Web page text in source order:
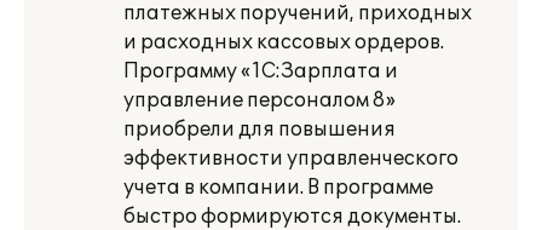
платежных поручений, приходных
и расходных кассовых ордеров.
Программу «1С:Зарплата и
управление персоналом 8»
приобрели для повышения
эффективности управленческого
учета в компании. В программе
быстро формируются документы.